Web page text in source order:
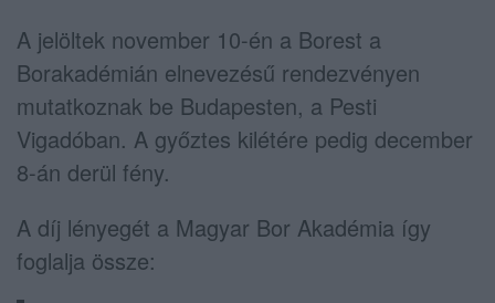
A jelöltek november 10-én a Borest a
Borakadémián elnevezésű rendezvényen
mutatkoznak be Budapesten, a Pesti
Vigadóban. A győztes kilétére pedig december
8-án derül fény.
A díj lényegét a Magyar Bor Akadémia így
foglalja össze: